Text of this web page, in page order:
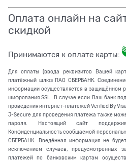
Оплата онлайн на
скидкой
Принимаются к оплате карты:
Для оплаты (ввода реквизитов Вашей
платёжный шлюз ПАО СБЕРБАНК.
информации осуществляется в защищённом
шифрования SSL. В случае если Ваш банк
проведения интернет-платежей Verified By
J-Secure для проведения платежа также
пароля. Настоящий сайт
Конфиденциальность сообщаемой
СБЕРБАНК. Введённая информация не
исключением случаев, предусмотренных
платежей по банковским картам